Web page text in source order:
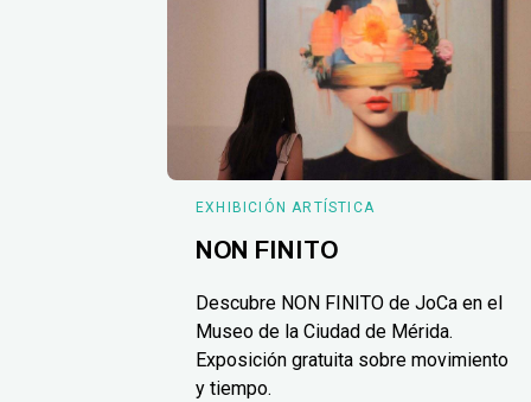
EXHIBICIÓN ARTÍSTICA
NON FINITO
Descubre NON FINITO de JoCa en el
Museo de la Ciudad de Mérida.
Exposición gratuita sobre movimiento
y tiempo.